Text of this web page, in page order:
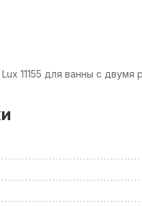
Lux 11155 для ванны с